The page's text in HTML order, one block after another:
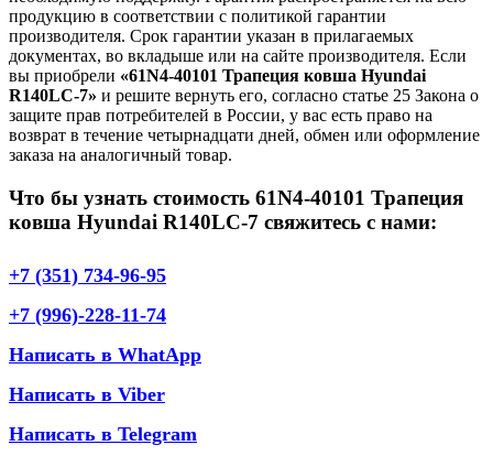
продукцию в соответствии с политикой гарантии
производителя. Срок гарантии указан в прилагаемых
документах, во вкладыше или на сайте производителя. Если
вы приобрели «61N4-40101 Трапеция ковша Hyundai
R140LC-7» и решите вернуть его, согласно статье 25 Закона о
защите прав потребителей в России, у вас есть право на
возврат в течение четырнадцати дней, обмен или оформление
заказа на аналогичный товар.
Что бы узнать стоимость 61N4-40101 Трапеция
ковша Hyundai R140LC-7 свяжитесь с нами:
+7 (351) 734-96-95
+7 (996)-228-11-74
Написать в WhatApp
Написать в Viber
Написать в Telegram